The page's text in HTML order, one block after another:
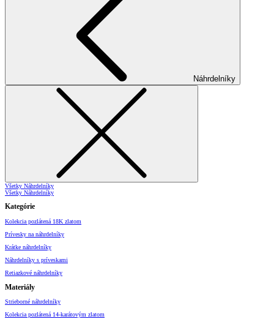
Náhrdelníky
Všetky Náhrdelníky
Všetky Náhrdelníky
Kategórie
Kolekcia pozlátená 18K zlatom
Prívesky na náhrdelníky
Krátke náhrdelníky
Náhrdelníky s príveskami
Retiazkové náhrdelníky
Materiály
Strieborné náhrdelníky
Kolekcia pozlátená 14-karátovým zlatom